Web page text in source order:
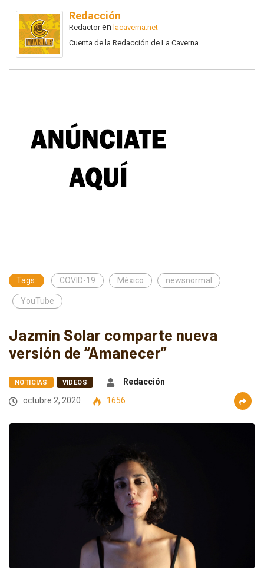
Redacción
Redactoren lacaverna.net
Cuenta de la Redacción de La Caverna
Tags: COVID-19 México newsnormal
YouTube
Jazmín Solar comparte nueva
versión de “Amanecer”
NOTICIAS VIDEOS
Redacción
octubre 2, 2020
1656